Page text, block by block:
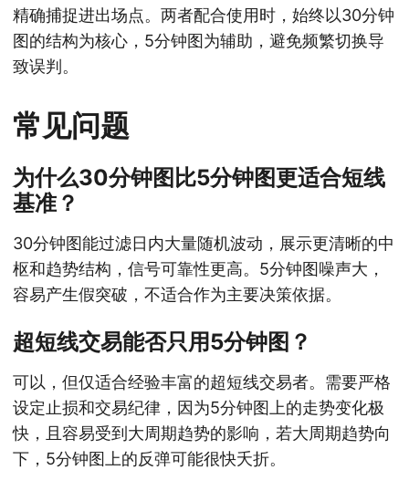
精确捕捉进出场点。两者配合使用时，始终以30分钟
图的结构为核心，5分钟图为辅助，避免频繁切换导
致误判。
常见问题
为什么30分钟图比5分钟图更适合短线
基准？
30分钟图能过滤日内大量随机波动，展示更清晰的中
枢和趋势结构，信号可靠性更高。5分钟图噪声大，
容易产生假突破，不适合作为主要决策依据。
超短线交易能否只用5分钟图？
可以，但仅适合经验丰富的超短线交易者。需要严格
设定止损和交易纪律，因为5分钟图上的走势变化极
快，且容易受到大周期趋势的影响，若大周期趋势向
下，5分钟图上的反弹可能很快夭折。